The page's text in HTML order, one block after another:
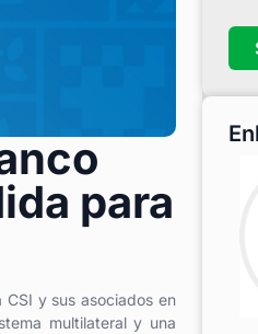
para
y sus asociados en
multilateral y una